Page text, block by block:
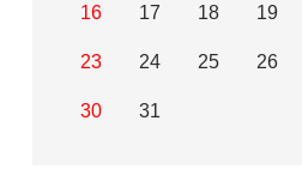
16 17 18 19
23 24 25 26
30 31